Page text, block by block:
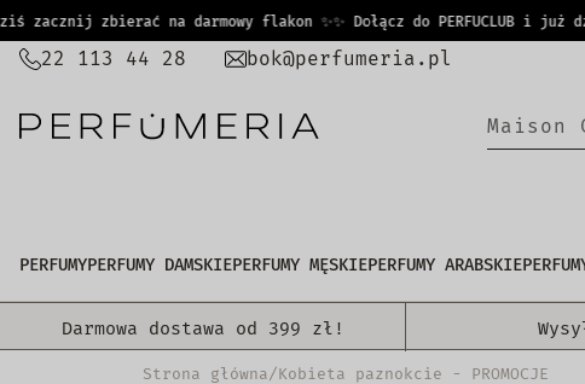
PRZEJDŹ
TREŚCI
zacznij zbierać na darmowy flakon ✨✨ Dołącz do PERFUCLUB i już
22 113 44 28 bok@perfumeria.pl
Ma is on
PERFUMYPERFUMY DAMSKIEPERFUMY MĘSKIEPERFUMY ARABSKIE
Darmowa dostawa od 399 zł!
Strona główna/Kobieta paznokcie - PROMOCJE